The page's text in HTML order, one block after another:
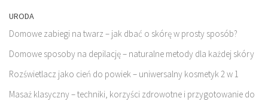
URODA
Domowe zabiegi na twarz – jak dbać o skórę w prosty sposób?
Domowe sposoby na depilację – naturalne metody dla każdej skóry
Rozświetlacz jako cień do powiek – uniwersalny kosmetyk 2 w 1
Masaż klasyczny – techniki, korzyści zdrowotne i przygotowanie do